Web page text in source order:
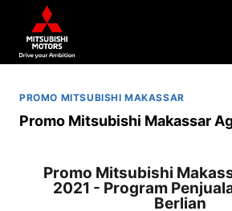
PROMO MITSUBISHI MAKASSAR
Promo Mitsubishi Makassar
Promo Mitsubishi
2021 - Program
Berlian